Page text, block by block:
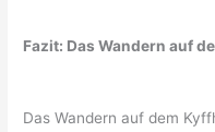
Fazit: Das Wandern auf
Das Wandern auf dem